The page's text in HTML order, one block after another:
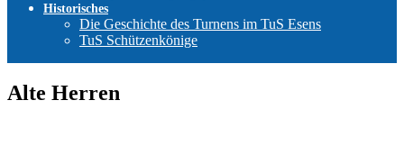
Historisches
Die Geschichte des Turnens im TuS Esens
TuS Schützenkönige
Alte Herren